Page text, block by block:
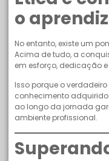
o
No entanto, existe um
Acima de tudo, a
em esforço, dedicação
Isso porque o
conhecimento
ao longo da jornada
ambiente profissional.